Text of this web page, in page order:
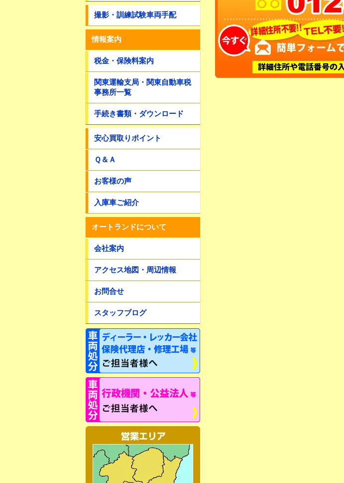
撮影・訓練試験車両手配
情報案内
税金・保険料案内
関東運輸支局・関東自動車税
事務所一覧
手続き書類・ダウンロード
安心買取りポイント
Ｑ＆Ａ
お客様の声
入庫車ご紹介
オートランドについて
会社案内
アクセス地図・周辺情報
お問合せ
スタッフブログ